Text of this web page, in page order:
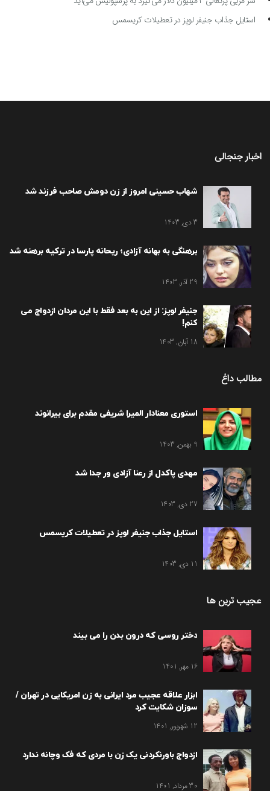
استایل جذاب جنیفر لوپز در تعطیلات کریسمس
اخبار جنجالی
شهاب حسینی امروز از زن دومش صاحب فرزند شد
3 دی, 1403
برهنگی به بهانه آزادی؛ ریحانه پارسا در ترکیه برهنه شد
29 آذر, 1403
جنیفر لوپز: از این به بعد فقط با این مردان ازدواج می
کنم!
18 آبان, 1403
مطالب داغ
استوری معنادار المیرا شریفی مقدم برای بیرانوند
9 بهمن, 1403
مهدی پاکدل از رعنا آزادی ور جدا شد
27 دی, 1403
استایل جذاب جنیفر لوپز در تعطیلات کریسمس
11 دی, 1403
عجیب ترین ها
دختر روسی که درون بدن را می بیند
16 مهر, 1401
ابزار علاقه عجیب مرد ایرانی به زن امریکایی در تهران /
سوزان شکایت کرد
12 شهریور, 1401
ازدواج باورنکردنی یک زن با مردی که فک وچانه ندارد
30 مرداد, 1401